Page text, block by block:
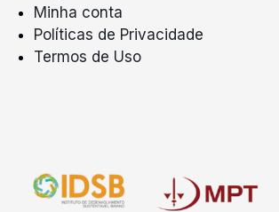
Minha conta
Políticas de Privacidade
Termos de Uso